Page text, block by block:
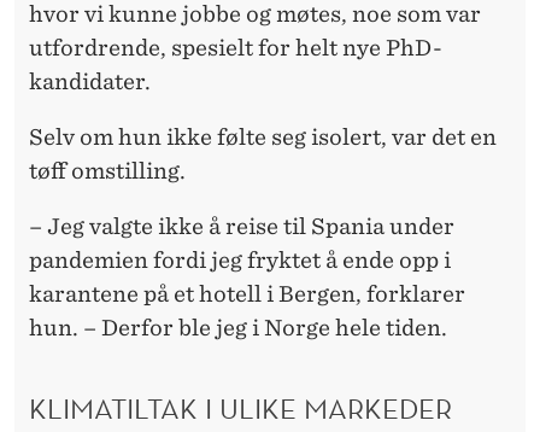
hvor vi kunne jobbe og møtes, noe som var
utfordrende, spesielt for helt nye PhD-
kandidater.
Selv om hun ikke følte seg isolert, var det en
tøff omstilling.
– Jeg valgte ikke å reise til Spania under
pandemien fordi jeg fryktet å ende opp i
karantene på et hotell i Bergen, forklarer
hun. – Derfor ble jeg i Norge hele tiden.
KLIMATILTAK I ULIKE MARKEDER